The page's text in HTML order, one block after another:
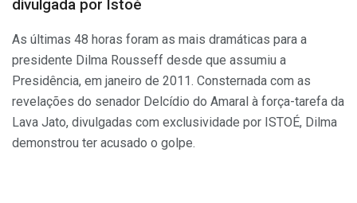
divulgada por Istoé
As últimas 48 horas foram as mais dramáticas para a
presidente Dilma Rousseff desde que assumiu a
Presidência, em janeiro de 2011. Consternada com as
revelações do senador Delcídio do Amaral à força-tarefa da
Lava Jato, divulgadas com exclusividade por ISTOÉ, Dilma
demonstrou ter acusado o golpe.